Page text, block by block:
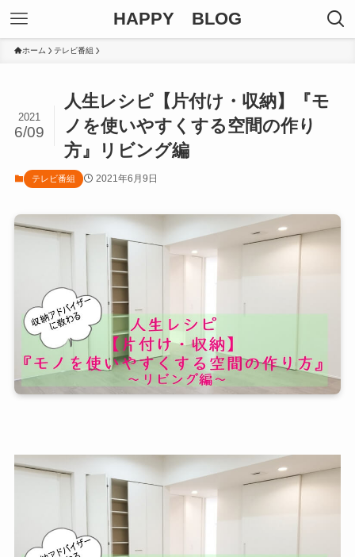
HAPPY BLOG
ホーム テレビ番組
人生レシピ【片付け・収納】『モ
ノを使いやすくする空間の作り
方』リビング編
2021
6/09
テレビ番組 2021年6月9日